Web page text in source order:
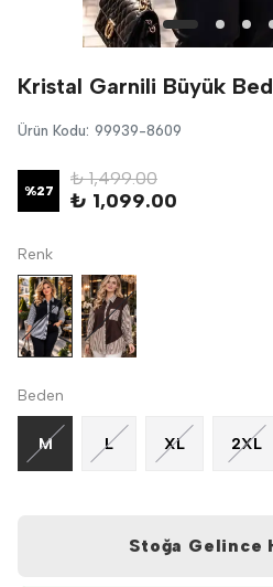
Kristal Garnili Büyük
Ürün Kodu: 99939-8609
%27
₺ 1,499.00
₺ 1,099.00
Renk
Beden
M L XL 2XL
Stoğa Gelince